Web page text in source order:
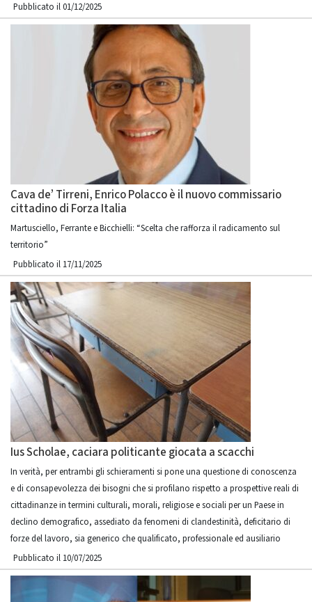
Pubblicato il 01/12/2025
Cava de’ Tirreni, Enrico Polacco è il nuovo commissario
cittadino di Forza Italia
Martusciello, Ferrante e Bicchielli: “Scelta che rafforza il radicamento sul
territorio”
Pubblicato il 17/11/2025
Ius Scholae, caciara politicante giocata a scacchi
In verità, per entrambi gli schieramenti si pone una questione di conoscenza
e di consapevolezza dei bisogni che si profilano rispetto a prospettive reali di
cittadinanze in termini culturali, morali, religiose e sociali per un Paese in
declino demografico, assediato da fenomeni di clandestinità, deficitario di
forze del lavoro, sia generico che qualificato, professionale ed ausiliario
Pubblicato il 10/07/2025